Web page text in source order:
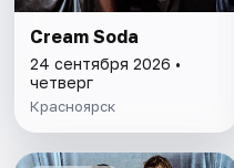
Cream Soda
24 сентября 2026 •
четверг
Красноярск